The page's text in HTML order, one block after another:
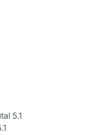
5.1